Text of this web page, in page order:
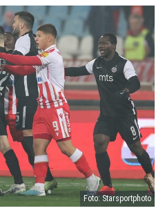
Foto: Starsportphoto